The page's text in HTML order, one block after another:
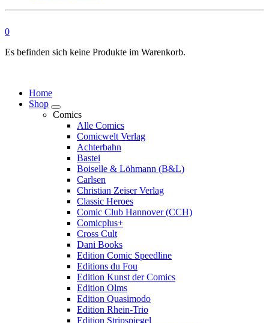
0
Es befinden sich keine Produkte im Warenkorb.
Home
Shop
Comics
Alle Comics
Comicwelt Verlag
Achterbahn
Bastei
Boiselle & Löhmann (B&L)
Carlsen
Christian Zeiser Verlag
Classic Heroes
Comic Club Hannover (CCH)
Comicplus+
Cross Cult
Dani Books
Edition Comic Speedline
Editions du Fou
Edition Kunst der Comics
Edition Olms
Edition Quasimodo
Edition Rhein-Trio
Edition Stripspiegel